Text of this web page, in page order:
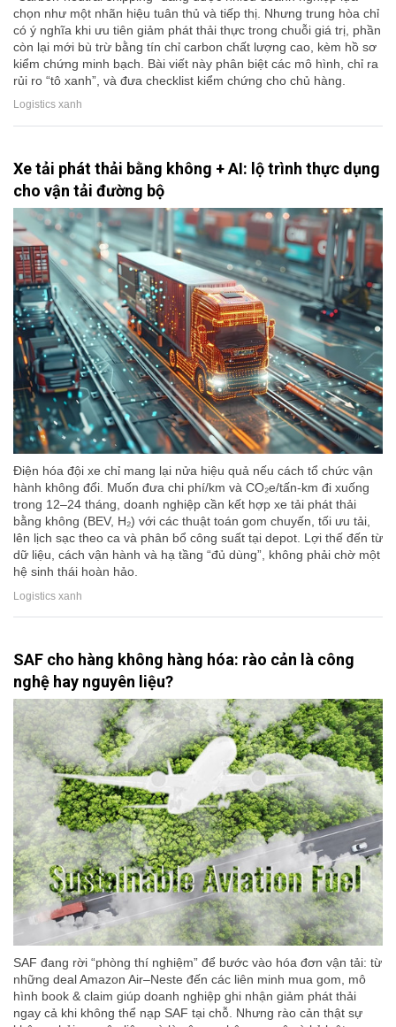
chọn như một nhãn hiệu tuân thủ và tiếp thị. Nhưng trung hòa chỉ
có ý nghĩa khi ưu tiên giảm phát thải thực trong chuỗi giá trị, phần
còn lại mới bù trừ bằng tín chỉ carbon chất lượng cao, kèm hồ sơ
kiểm chứng minh bạch. Bài viết này phân biệt các mô hình, chỉ ra
rủi ro “tô xanh”, và đưa checklist kiểm chứng cho chủ hàng.
Logistics xanh
Xe tải phát thải bằng không + AI: lộ trình thực dụng
cho vận tải đường bộ
Điện hóa đội xe chỉ mang lại nửa hiệu quả nếu cách tổ chức vận
hành không đổi. Muốn đưa chi phí/km và CO₂e/tấn-km đi xuống
trong 12–24 tháng, doanh nghiệp cần kết hợp xe tải phát thải
bằng không (BEV, H₂) với các thuật toán gom chuyến, tối ưu tải,
lên lịch sạc theo ca và phân bổ công suất tại depot. Lợi thế đến từ
dữ liệu, cách vận hành và hạ tầng “đủ dùng”, không phải chờ một
hệ sinh thái hoàn hảo.
Logistics xanh
SAF cho hàng không hàng hóa: rào cản là công
nghệ hay nguyên liệu?
SAF đang rời “phòng thí nghiệm” để bước vào hóa đơn vận tải: từ
những deal Amazon Air–Neste đến các liên minh mua gom, mô
hình book & claim giúp doanh nghiệp ghi nhận giảm phát thải
ngay cả khi không thể nạp SAF tại chỗ. Nhưng rào cản thật sự